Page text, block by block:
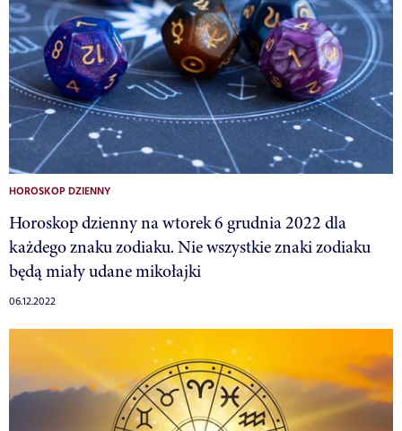
HOROSKOP DZIENNY
Horoskop dzienny na wtorek 6 grudnia 2022 dla
każdego znaku zodiaku. Nie wszystkie znaki zodiaku
będą miały udane mikołajki
06.12.2022